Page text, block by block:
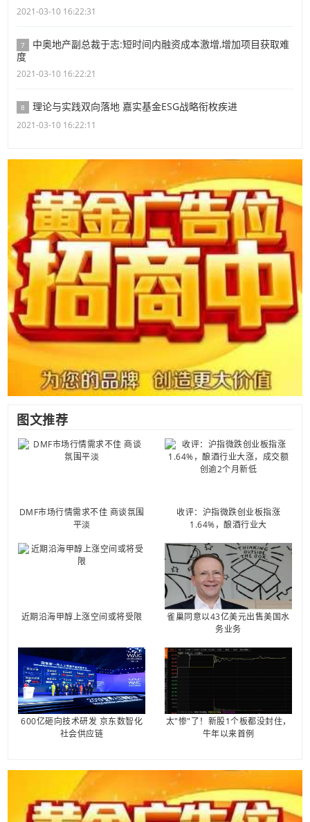
2021-03-10 16:22:31
7
中奥地产副总裁于志:短时间内融资成本激增,增加项目获取难
度
2021-03-10 16:22:21
8 理论与实践双向落地 嘉实基金ESG战略衔枚疾进
2021-03-10 16:22:11
图文推荐
DMF市场行情需求不佳 商谈氛围
平淡
收评：沪指微跌创业板指涨
1.64%，酿酒行业大
近期沿海甲醇上涨空间或将受限
雀巢同意以43亿美元出售美国水
务业务
600亿砸向技术研发 京东数智化
社会供应链
太"惨"了！新股1个板都没封住，
牛年以来首例